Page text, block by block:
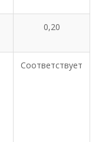
0,20
Соответствует